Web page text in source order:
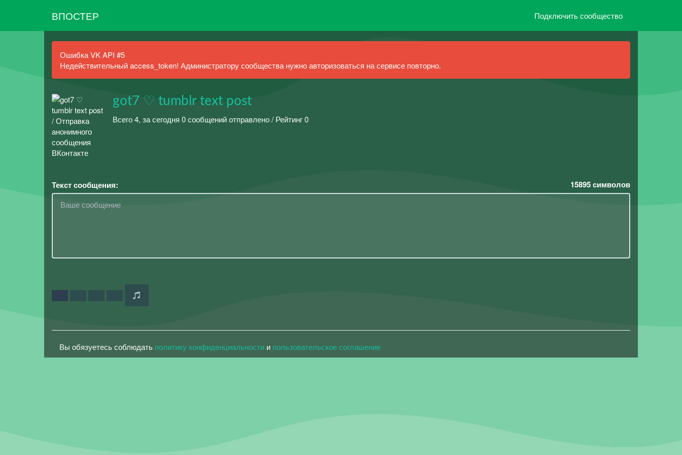
ВПОСТЕР Подключить сообщество
Ошибка VK API #5
Недействительный access_token! Администратору сообщества нужно авторизоваться на сервисе повторно.
got7 ♡ tumblr text post
Всего 4, за сегодня 0 сообщений отправлено / Рейтинг 0
Текст сообщения: 15895символов
Вы обязуетесь соблюдать политику конфиденциальности и пользовательское соглашение